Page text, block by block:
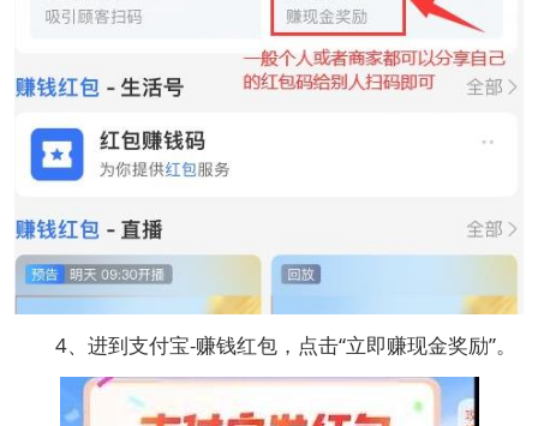
4、进到支付宝-赚钱红包，点击“立即赚现金奖励”。